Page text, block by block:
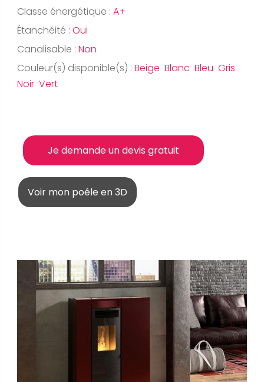
Classe énergétique : A+
Étanchéité : Oui
Canalisable : Non
Couleur(s) disponible(s) : Beige Blanc Bleu Gris
Noir Vert
Je demande un devis gratuit
Voir mon poêle en 3D